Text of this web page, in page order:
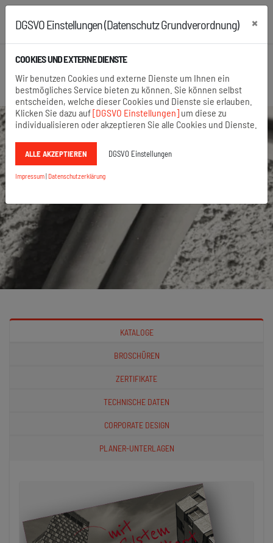
+43 2742 22167 +49 8654 6860 875
Suche öffnen
DOWNLOADS
KATALOGE
BROSCHÜREN
ZERTIFIKATE
TECHNISCHE DATEN
CORPORATE DESIGN
PLANER-UNTERLAGEN
DGSVO Einstellungen (Datenschutz Grundverordnung) ×
COOKIES UND EXTERNE DIENSTE
Wir benutzen Cookies und externe Dienste um Ihnen ein
bestmögliches Service bieten zu können. Sie können selbst
entscheiden, welche dieser Cookies und Dienste sie erlauben.
Klicken Sie dazu auf[DGSVO Einstellungen] um diese zu
individualisieren oder akzeptieren Sie alle Cookies und Dienste.
ALLE AKZEPTIEREN DGSVO Einstellungen
Impressum| Datenschutzerklärung